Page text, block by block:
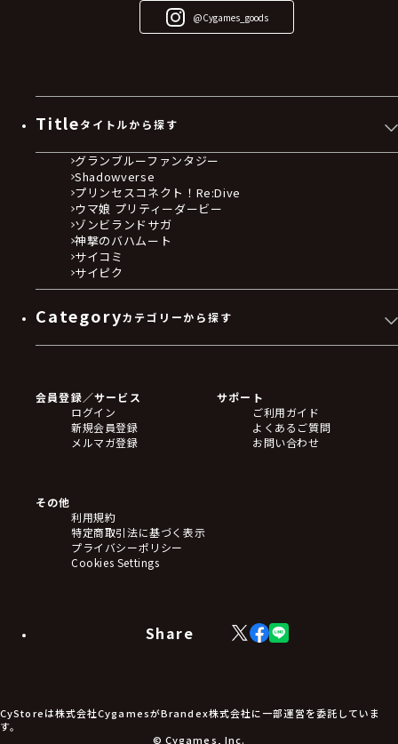
@Cygames_goods
Titleタイトルから探す
グランブルーファンタジー
Shadowverse
プリンセスコネクト！Re:Dive
ウマ娘 プリティーダービー
ゾンビランドサガ
神撃のバハムート
サイコミ
サイピク
Categoryカテゴリーから探す
フィギュア
アクリルスタンド
バッジ
キーホルダー・ストラップ
ステッカー・シール・カード
タペストリー・ポスター
アームサポーター
ブレードホルダー
食品・飲料品
アパレル小物
アクセサリー
会員登録／サービス
ログイン
新規会員登録
メルマガ登録
サポート
ご利用ガイド
よくあるご質問
お問い合わせ
その他
利用規約
特定商取引法に基づく表示
プライバシーポリシー
Cookies Settings
Share
X
(Twitter)
Facebook
LINE
CyStoreは株式会社CygamesがBrandex株式会社に一部運営を委託していま
す。
© Cygames, Inc.